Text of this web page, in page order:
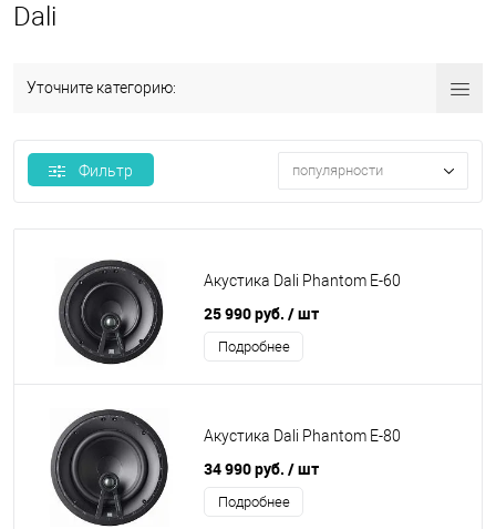
Dali
Уточните категорию:
Фильтр популярности
Акустика Dali Phantom E-60
25 990 руб. / шт
Подробнее
Акустика Dali Phantom E-80
34 990 руб. / шт
Подробнее